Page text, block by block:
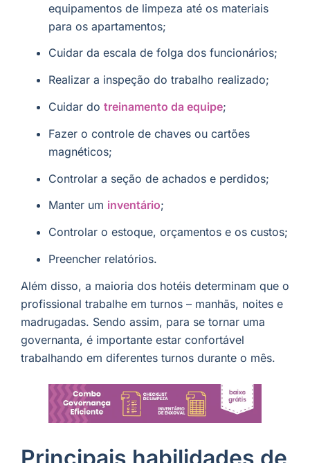
equipamentos de limpeza até os materiais
para os apartamentos;
Cuidar da escala de folga dos funcionários;
Realizar a inspeção do trabalho realizado;
Cuidar do treinamento da equipe;
Fazer o controle de chaves ou cartões
magnéticos;
Controlar a seção de achados e perdidos;
Manter um inventário;
Controlar o estoque, orçamentos e os custos;
Preencher relatórios.
Além disso, a maioria dos hotéis determinam que o
profissional trabalhe em turnos – manhãs, noites e
madrugadas. Sendo assim, para se tornar uma
governanta, é importante estar confortável
trabalhando em diferentes turnos durante o mês.